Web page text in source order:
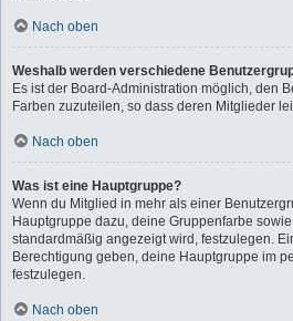
Nach oben
Weshalb werden verschiedene
Es ist der Board-Administration möglich, den
Farben zuzuteilen, so dass deren Mitglieder
Nach oben
Was ist eine Hauptgruppe?
Wenn du Mitglied in mehr als einer
Hauptgruppe dazu, deine Gruppenfarbe
standardmäßig angezeigt wird, festzulegen.
Berechtigung geben, deine Hauptgruppe im
festzulegen.
Nach oben